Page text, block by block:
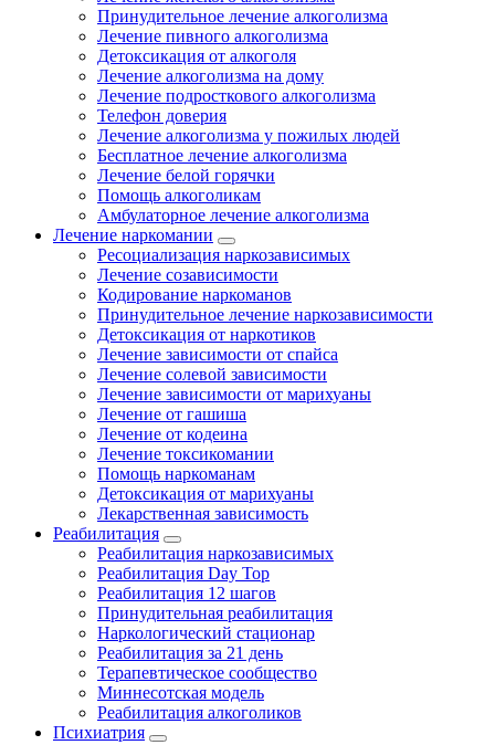
Принудительное лечение алкоголизма
Лечение пивного алкоголизма
Детоксикация от алкоголя
Лечение алкоголизма на дому
Лечение подросткового алкоголизма
Телефон доверия
Лечение алкоголизма у пожилых людей
Бесплатное лечение алкоголизма
Лечение белой горячки
Помощь алкоголикам
Амбулаторное лечение алкоголизма
Лечение наркомании
Ресоциализация наркозависимых
Лечение созависимости
Кодирование наркоманов
Принудительное лечение наркозависимости
Детоксикация от наркотиков
Лечение зависимости от спайса
Лечение солевой зависимости
Лечение зависимости от марихуаны
Лечение от гашиша
Лечение от кодеина
Лечение токсикомании
Помощь наркоманам
Детоксикация от марихуаны
Лекарственная зависимость
Реабилитация
Реабилитация наркозависимых
Реабилитация Day Top
Реабилитация 12 шагов
Принудительная реабилитация
Наркологический стационар
Реабилитация за 21 день
Терапевтическое сообщество
Миннесотская модель
Реабилитация алкоголиков
Психиатрия